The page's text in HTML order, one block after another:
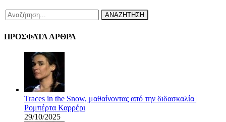
ΑΝΑΖΗΤΗΣΗ
ΠΡΟΣΦΑΤΑ ΑΡΘΡΑ
Traces in the Snow, μαθαίνοντας από την διδασκαλία |
Ρομπέρτα Καρρέρι
29/10/2025